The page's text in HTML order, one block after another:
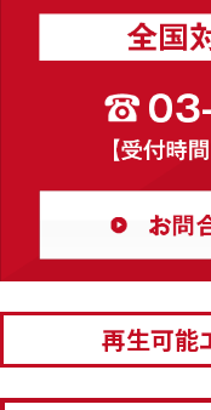
再生可能